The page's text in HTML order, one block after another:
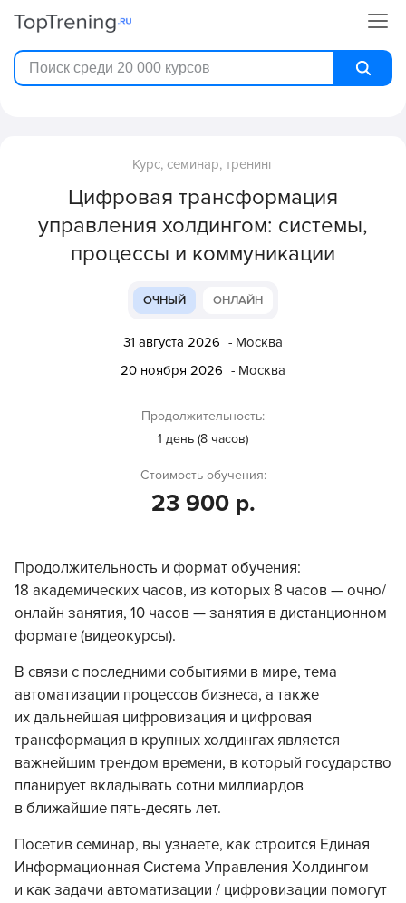
Курс, семинар, тренинг
Цифровая трансформация
управления холдингом: системы,
процессы и коммуникации
ОЧНЫЙ ОНЛАЙН
31 августа 2026 - Москва
20 ноября 2026 - Москва
Продолжительность:
1 день (8 часов)
Стоимость обучения:
23 900 р.
Продолжительность и формат обучения:
18 академических часов, из которых 8 часов — очно/
онлайн занятия, 10 часов — занятия в дистанционном
формате (видеокурсы).
В связи с последними событиями в мире, тема
автоматизации процессов бизнеса, а также
их дальнейшая цифровизация и цифровая
трансформация в крупных холдингах является
важнейшим трендом времени, в который государство
планирует вкладывать сотни миллиардов
в ближайшие пять-десять лет.
Посетив семинар, вы узнаете, как строится Единая
Информационная Система Управления Холдингом
и как задачи автоматизации / цифровизации помогут